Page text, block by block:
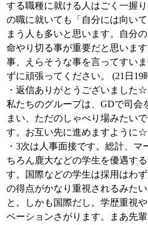
する職種に就ける人はごく一握
の職に就いても「自分には向い
まう人も多いと思います。自分
命やり切る事が重要だと思いま
事、えらそうな事を言ってすい
ずに頑張ってください。 (21日19
・返信ありがとうございました
私たちのグループは、GDで司会
まい、ただのしゃべり場みたい
す。お互い先に進めますように☆
・3次は人事面接です。総計、
ちろん鹿大などの学生を優遇す
す。国際などの学生は採用はわ
の得点がかなり重視されるみた
と。しかも国際だし。学歴重視
ベーションさがります。まあ先